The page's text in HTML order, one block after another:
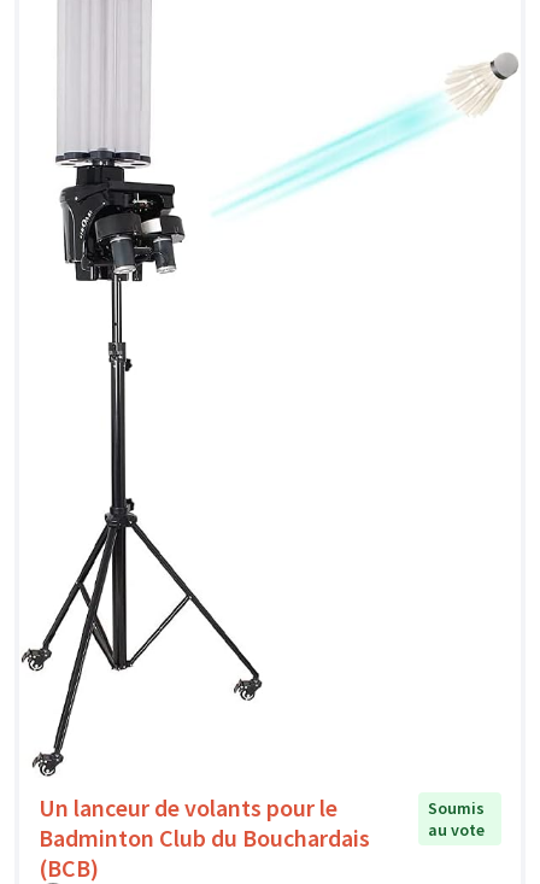
Un lanceur de volants pour le
Badminton Club du Bouchardais
(BCB)
Soumis
au vote